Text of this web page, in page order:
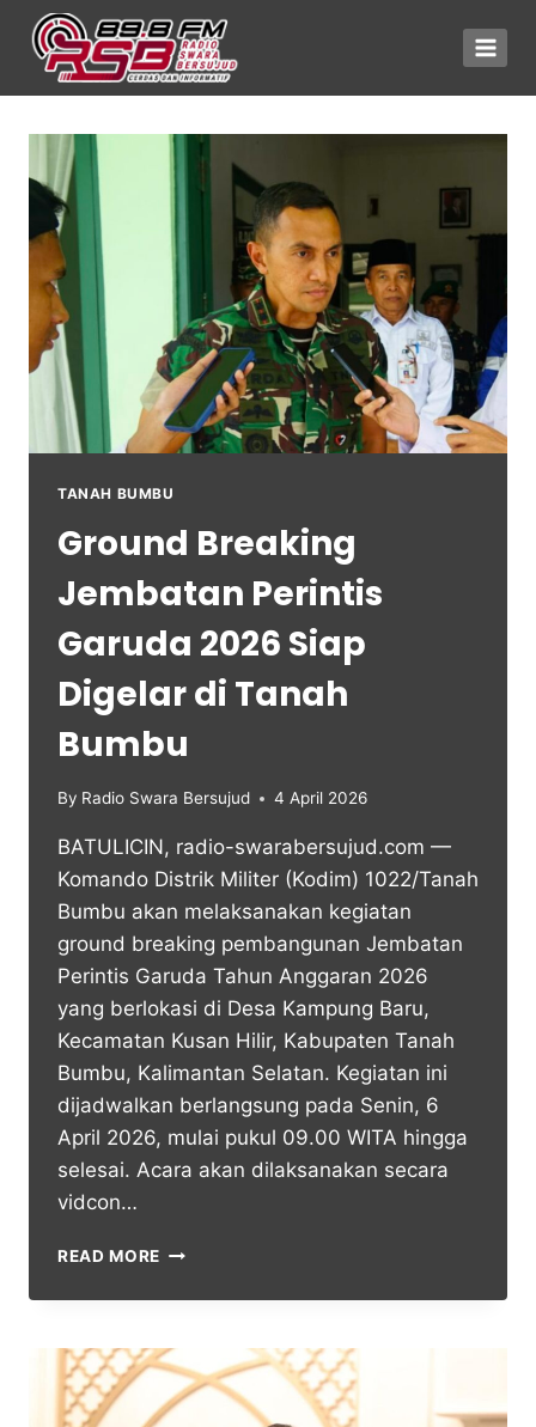
TANAH BUMBU
Ground Breaking
Jembatan Perintis
Garuda 2026 Siap
Digelar di Tanah
Bumbu
By Radio Swara Bersujud 4 April 2026
BATULICIN, radio-swarabersujud.com —
Komando Distrik Militer (Kodim) 1022/Tanah
Bumbu akan melaksanakan kegiatan
ground breaking pembangunan Jembatan
Perintis Garuda Tahun Anggaran 2026
yang berlokasi di Desa Kampung Baru,
Kecamatan Kusan Hilir, Kabupaten Tanah
Bumbu, Kalimantan Selatan. Kegiatan ini
dijadwalkan berlangsung pada Senin, 6
April 2026, mulai pukul 09.00 WITA hingga
selesai. Acara akan dilaksanakan secara
vidcon…
READ MORE